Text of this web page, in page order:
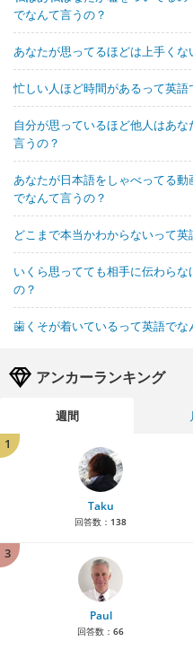
でなんて言うの？
あなたが思ってるほどは上手く
忙しい人ほど時間があるって英語
自分が思っているほど他人はあ
言うの？
あなたが日本語をしゃべってる
でなんて言うの？
どこまで本当かわからないって英
いくら思ってても相手に伝わら
の？
歯くそが着いているって英語でな
アンカーランキング
週間
1
Taku
回答数： 138
3
Paul
回答数： 66